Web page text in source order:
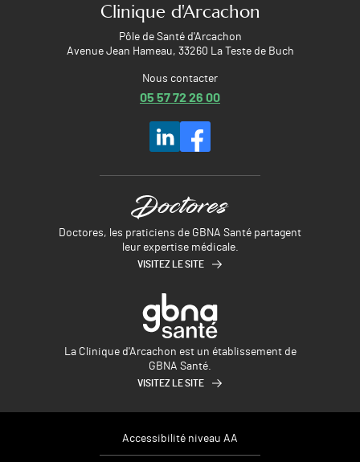
Clinique d'Arcachon
Pôle de Santé d'Arcachon
Avenue Jean Hameau, 33260 La Teste de Buch
Nous contacter
05 57 72 26 00
Doctores, les praticiens de GBNA Santé partagent
leur expertise médicale.
VISITEZ LE SITE
La Clinique d'Arcachon est un établissement de
GBNA Santé.
VISITEZ LE SITE
Accessibilité niveau AA